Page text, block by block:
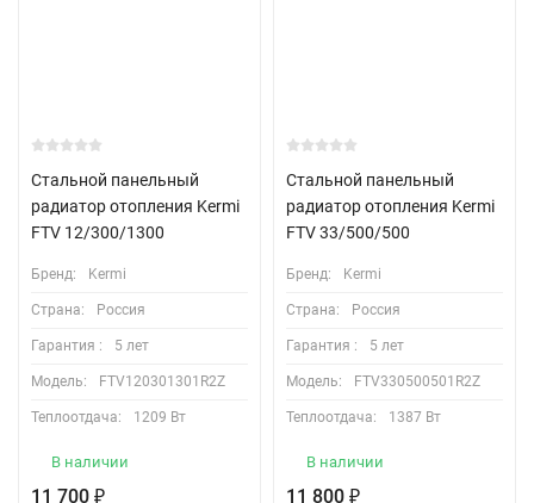
Стальной панельный
радиатор отопления Kermi
FTV 12/300/1300
Бренд: Kermi
Страна: Россия
Гарантия : 5 лет
Модель: FTV120301301R2Z
Теплоотдача: 1209 Вт
В наличии
11 700 ₽
Стальной панельный
радиатор отопления Kermi
FTV 33/500/500
Бренд: Kermi
Страна: Россия
Гарантия : 5 лет
Модель: FTV330500501R2Z
Теплоотдача: 1387 Вт
В наличии
11 800 ₽